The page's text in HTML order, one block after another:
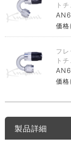
ト
AN6
価
フ
ト
AN6
価
製品詳細